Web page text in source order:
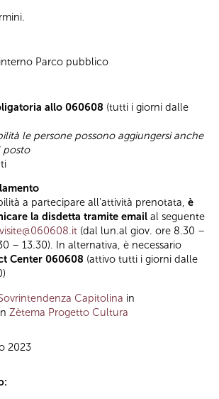
Parco pubblico
allo 060608 (tutti i giorni dalle
le persone possono aggiungersi anche
posto
a partecipare all’attività prenotata, è
la disdetta tramite email al seguente
(dal lun.al giov. ore 8.30 –
– 13.30). In alternativa, è necessario
Center 060608 (attivo tutti i giorni dalle
Capitolina in
Zètema Progetto Cultura
2023